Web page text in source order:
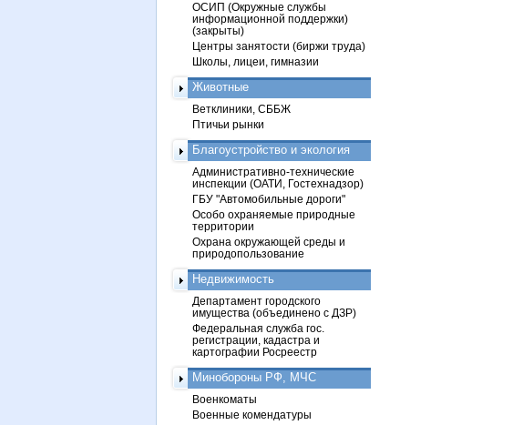
ОСИП (Окружные службы
информационной поддержки)
(закрыты)
Центры занятости (биржи труда)
Школы, лицеи, гимназии
Животные
Ветклиники, СББЖ
Птичьи рынки
Благоустройство и экология
Административно-технические
инспекции (ОАТИ, Гостехнадзор)
ГБУ "Автомобильные дороги"
Особо охраняемые природные
территории
Охрана окружающей среды и
природопользование
Недвижимость
Департамент городского
имущества (объединено с ДЗР)
Федеральная служба гос.
регистрации, кадастра и
картографии Росреестр
Минобороны РФ, МЧС
Военкоматы
Военные комендатуры